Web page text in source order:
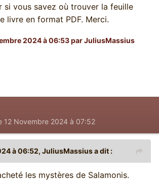
si vous savez où trouver la feuille
livre en format PDF. Merci.
2024 à 06:53par JuliusMassius
12 Novembre 2024 à 07:52
à 06:52, JuliusMassiusa dit :
les mystères de Salamonis.